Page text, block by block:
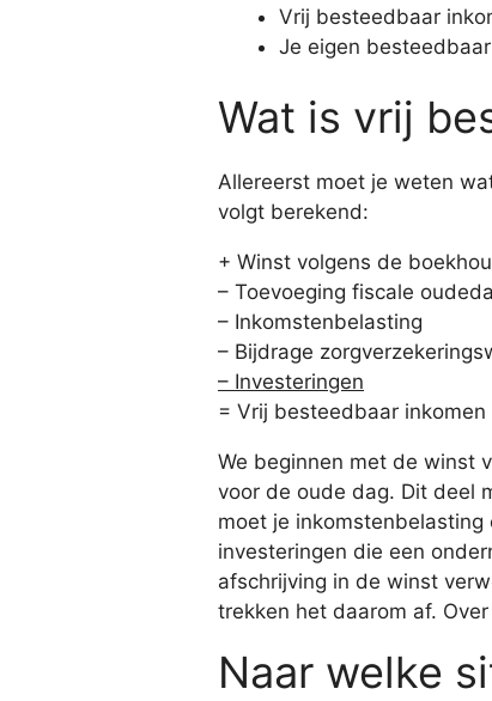
Vrij besteedbaar
Je eigen
Wat is vrij
Allereerst moet je weten
volgt berekend:
+ Winst volgens de
– Toevoeging fiscale
– Inkomstenbelasting
– Bijdrage
– Investeringen
= Vrij besteedbaar inkomen
We beginnen met de winst
voor de oude dag. Dit deel
moet je
investeringen die een
afschrijving in de winst
trekken het daarom af.
Naar welke